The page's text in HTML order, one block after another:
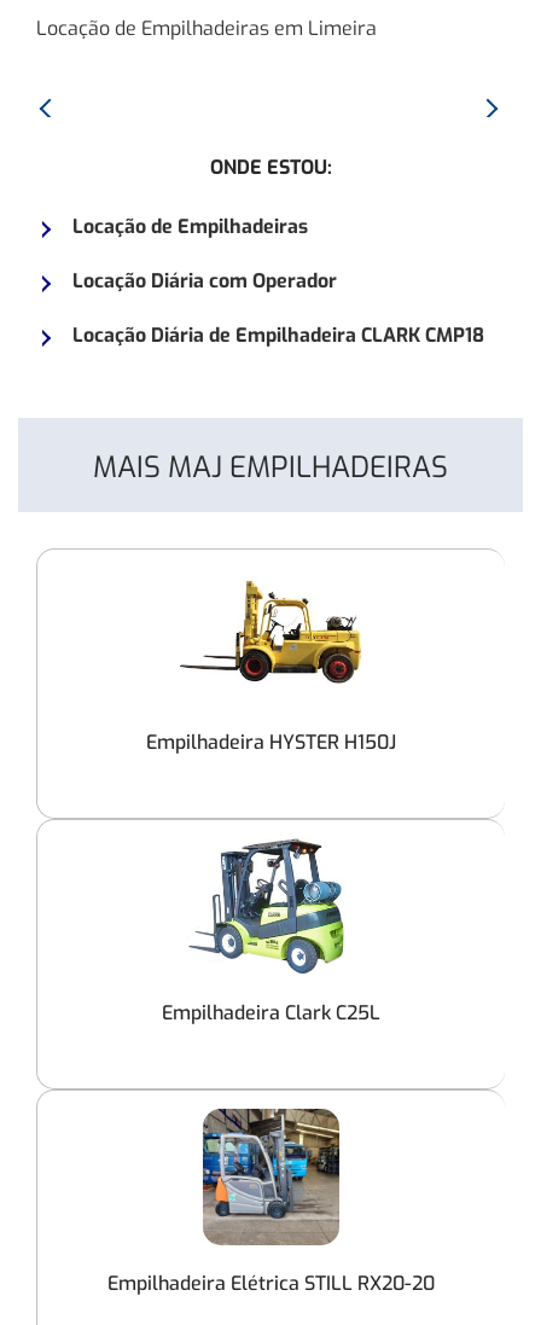
Locação de Empilhadeiras em Limeira
Anterior:
ONDE ESTOU:
Locação de Empilhadeiras
Locação Diária com Operador
Locação Diária de Empilhadeira CLARK CMP18
MAIS MAJ EMPILHADEIRAS
Empilhadeira HYSTER H150J
Empilhadeira Clark C25L
Empilhadeira Elétrica STILL RX20-20